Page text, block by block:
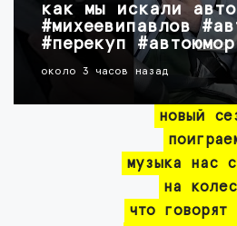
как мы искали
#михеевипавлов
#перекуп #автоюмор
около 3 часов назад
новый
музыка нас
на
что говорят